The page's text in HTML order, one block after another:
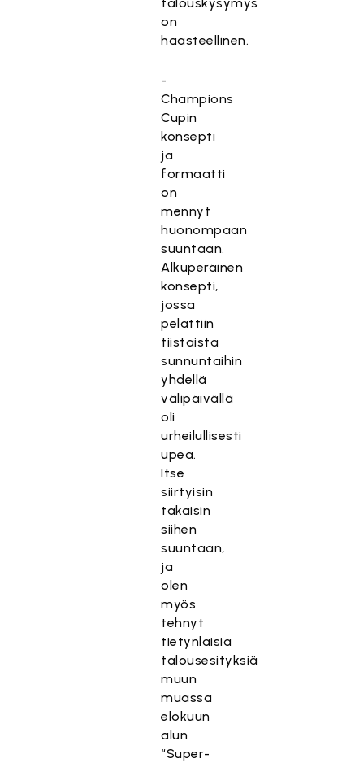
on
haasteellinen.
-
Champions
Cupin
konsepti
ja
formaatti
on
mennyt
huonompaan
suuntaan.
Alkuperäinen
konsepti,
jossa
pelattiin
tiistaista
sunnuntaihin
yhdellä
välipäivällä
oli
urheilullisesti
upea.
Itse
siirtyisin
takaisin
siihen
suuntaan,
ja
olen
myös
tehnyt
tietynlaisia
talousesityksiä
muun
muassa
elokuun
alun
“Super-